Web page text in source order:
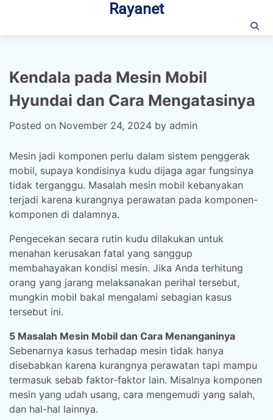
content
Rayanet
Kendala pada Mesin Mobil
Hyundai dan Cara Mengatasinya
Posted on November 24, 2024 by admin
Mesin jadi komponen perlu dalam sistem penggerak
mobil, supaya kondisinya kudu dijaga agar fungsinya
tidak terganggu. Masalah mesin mobil kebanyakan
terjadi karena kurangnya perawatan pada komponen-
komponen di dalamnya.
Pengecekan secara rutin kudu dilakukan untuk
menahan kerusakan fatal yang sanggup
membahayakan kondisi mesin. Jika Anda terhitung
orang yang jarang melaksanakan perihal tersebut,
mungkin mobil bakal mengalami sebagian kasus
tersebut ini.
5 Masalah Mesin Mobil dan Cara Menanganinya
Sebenarnya kasus terhadap mesin tidak hanya
disebabkan karena kurangnya perawatan tapi mampu
termasuk sebab faktor-faktor lain. Misalnya komponen
mesin yang udah usang, cara mengemudi yang salah,
dan hal-hal lainnya.